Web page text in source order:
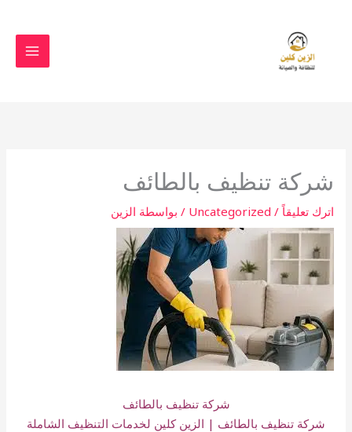
شركة تنظيف بالطائف
اترك تعليقاً /
Uncategorized / بواسطة الزين
شركة تنظيف بالطائف
شركة تنظيف بالطائف | الزين كلين لخدمات التنظيف الشاملة